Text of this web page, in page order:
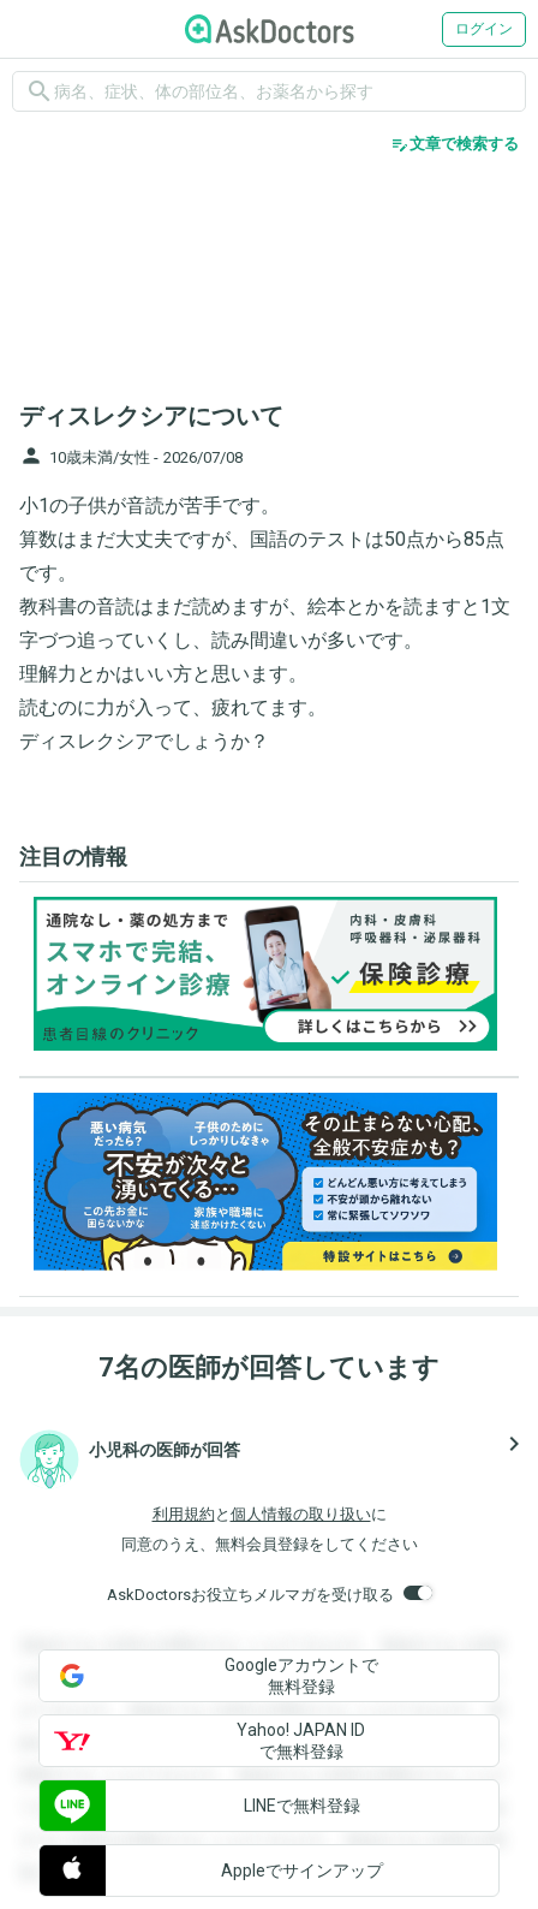
ログイン
search
edit_note文章で検索する
ディスレクシアについて
person 10歳未満/女性 - 2026/07/08
小1の子供が音読が苦手です。
算数はまだ大丈夫ですが、国語のテストは50点から85点
です。
教科書の音読はまだ読めますが、絵本とかを読ますと1文
字づつ追っていくし、読み間違いが多いです。
理解力とかはいい方と思います。
読むのに力が入って、疲れてます。
ディスレクシアでしょうか？
注目の情報
7名の医師が回答しています
小児科の医師が回答 navigate_next
利用規約 と 個人情報の取り扱いに
同意のうえ、無料会員登録をしてください
AskDoctorsお役立ちメルマガを受け取る
登録すると回答を閲覧することができます。登録すると回答
を閲覧することができます。登録すると回答を閲覧すること
ができます。登録すると回答を閲覧することができます。登
録すると回答を閲覧することができます。登録すると回答を
閲覧することができます。登録すると回答を閲覧することが
できます。登録すると回答を閲覧することができます。登録
すると回答を閲覧することができます。登録すると回答を閲
覧することができます。
Googleアカウントで
無料登録
Yahoo! JAPAN ID
で無料登録
LINEで無料登録
Appleでサインアップ